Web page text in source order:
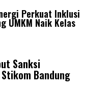
Perkuat Inklusi
UMKM Naik Kelas
Sanksi
Bandung